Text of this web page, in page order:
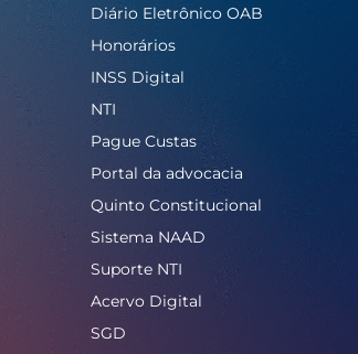
Diário Eletrônico OAB
Honorários
INSS Digital
NTI
Pague Custas
Portal da advocacia
Quinto Constitucional
Sistema NAAD
Suporte NTI
Acervo Digital
SGD